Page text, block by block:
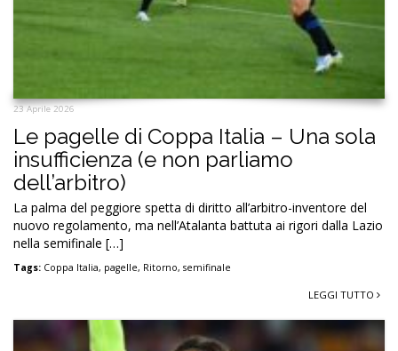
23 Aprile 2026
Le pagelle di Coppa Italia – Una sola
insufficienza (e non parliamo
dell’arbitro)
La palma del peggiore spetta di diritto all’arbitro-inventore del
nuovo regolamento, ma nell’Atalanta battuta ai rigori dalla Lazio
nella semifinale […]
Tags: Coppa Italia, pagelle, Ritorno, semifinale
LEGGI TUTTO